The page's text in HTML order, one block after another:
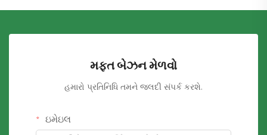
મફત બેઝન મેળવો
હમારો પ્રતિનિધિ તમને જલદી સંપર્ક કરશે.
ઇમેઇલ